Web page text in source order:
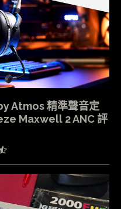
Atmos 精準聲音定
Maxwell 2 ANC 評